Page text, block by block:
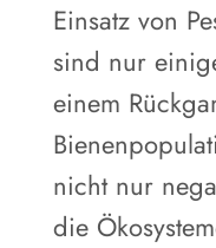
Einsatz von
sind nur
einem
nicht nur
die